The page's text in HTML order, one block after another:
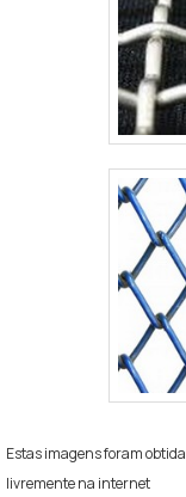
Estas imagens foram
livremente na internet